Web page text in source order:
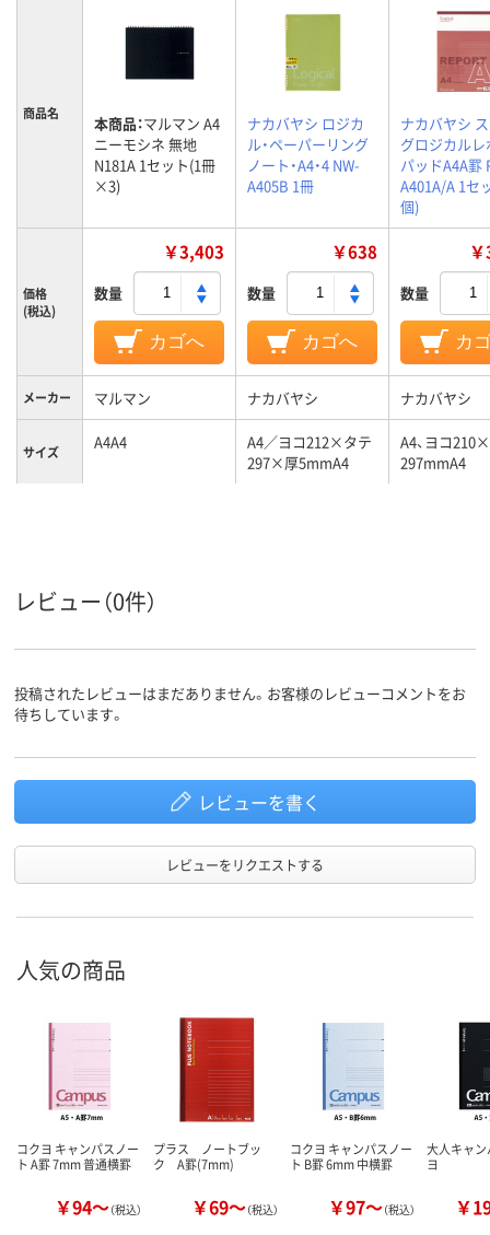
商品名 本商品：マルマン A4
ニーモシネ 無地
N181A 1セット(1冊
×3)
ナカバヤシ ロジカ
ル・ペーパーリング
ノート・A4・4 NW-
A405B 1冊
ナカバヤシ
グロジカル
パッドA4A罫
A401A/A 1セ
個)
価格
(税込)
￥3,403
数量
カゴへ
￥638
数量
カゴへ
数量
カ
メーカー マルマン ナカバヤシ ナカバヤシ
サイズ A4A4
A4／ヨコ212×タテ
297×厚5mmA4
A4、ヨコ
297mmA4
製本方法 リングとじ
500g 255ｇ 220ｇ
レビュー（0件）
投稿されたレビューはまだありません。お客様のレビューコメントをお
待ちしています。
レビューを書く
レビューをリクエストする
人気の商品
コクヨ キャンパスノー
ト A罫 7mm 普通横罫
￥94～（税込）
プラス ノートブッ
ク A罫(7mm)
￥69～（税込）
コクヨ キャンパスノー
ト B罫 6mm 中横罫
￥97～（税込）
大人キャ
ヨ
￥